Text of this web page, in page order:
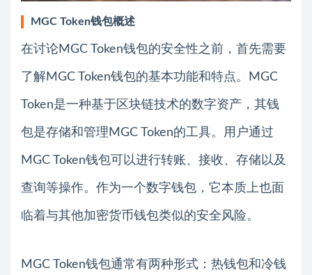
MGC Token钱包概述
在讨论MGC Token钱包的安全性之前，首先需要
了解MGC Token钱包的基本功能和特点。MGC
Token是一种基于区块链技术的数字资产，其钱
包是存储和管理MGC Token的工具。用户通过
MGC Token钱包可以进行转账、接收、存储以及
查询等操作。作为一个数字钱包，它本质上也面
临着与其他加密货币钱包类似的安全风险。
MGC Token钱包通常有两种形式：热钱包和冷钱